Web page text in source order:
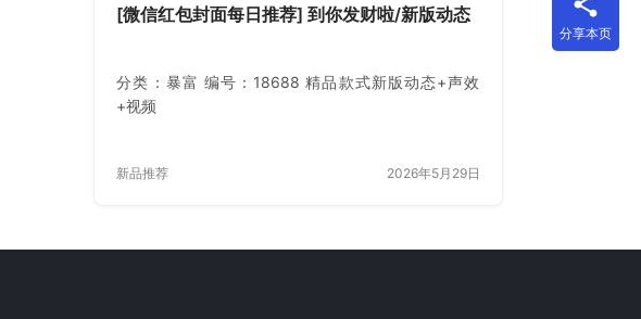
[微信红包封面每日推荐] 到你发财啦/新版动态
分类：暴富 编号：18688 精品款式新版动态+声效
+视频
新品推荐 2026年5月29日
分享本页